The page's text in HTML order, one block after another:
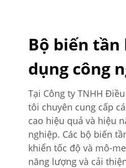
Bộ biến tần
dụng công
Tại Công ty TNHH
tôi chuyên cung cấp
cao hiệu quả và hiệu
nghiệp. Các bộ biến
khiển tốc độ và mô-
năng lượng và cải